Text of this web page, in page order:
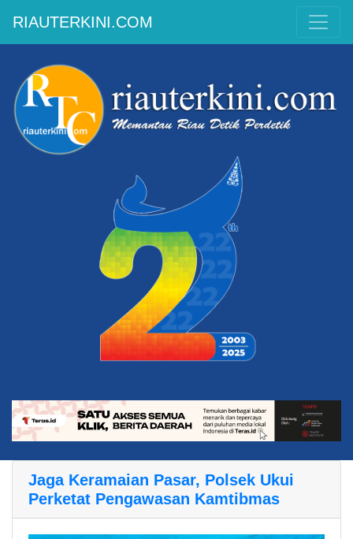
RIAUTERKINI.COM
Jaga Keramaian Pasar, Polsek Ukui
Perketat Pengawasan Kamtibmas